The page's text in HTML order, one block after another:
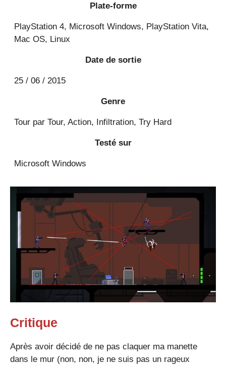
Plate-forme
PlayStation 4, Microsoft Windows, PlayStation Vita,
Mac OS, Linux
Date de sortie
25 / 06 / 2015
Genre
Tour par Tour, Action, Infiltration, Try Hard
Testé sur
Microsoft Windows
Critique
Après avoir décidé de ne pas claquer ma manette
dans le mur (non, non, je ne suis pas un rageux